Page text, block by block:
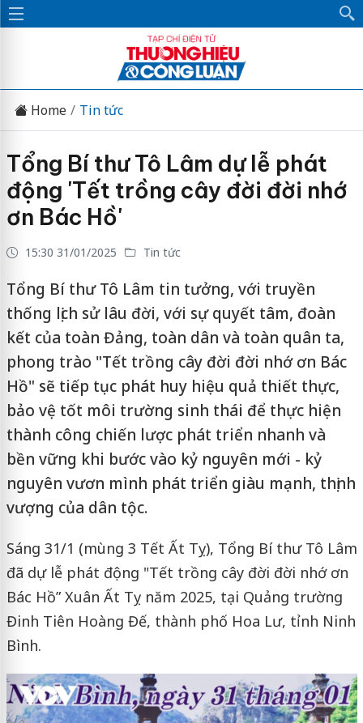
Home Tin tức
Tổng Bí thư Tô Lâm dự lễ phát
động 'Tết trồng cây đời đời nhớ
ơn Bác Hồ'
15:30 31/01/2025 Tin tức
Tổng Bí thư Tô Lâm tin tưởng, với truyền
thống lịch sử lâu đời, với sự quyết tâm, đoàn
kết của toàn Đảng, toàn dân và toàn quân ta,
phong trào "Tết trồng cây đời đời nhớ ơn Bác
Hồ" sẽ tiếp tục phát huy hiệu quả thiết thực,
bảo vệ tốt môi trường sinh thái để thực hiện
thành công chiến lược phát triển nhanh và
bền vững khi bước vào kỷ nguyên mới - kỷ
nguyên vươn mình phát triển giàu mạnh, thịnh
vượng của dân tộc.
Sáng 31/1 (mùng 3 Tết Ất Tỵ), Tổng Bí thư Tô Lâm
đã dự lễ phát động "Tết trồng cây đời đời nhớ ơn
Bác Hồ” Xuân Ất Tỵ năm 2025, tại Quảng trường
Đinh Tiên Hoàng Đế, thành phố Hoa Lư, tỉnh Ninh
Bình.